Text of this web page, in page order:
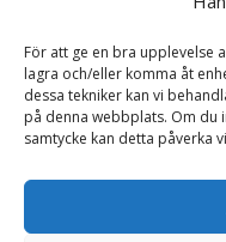
För att ge en bra upplevelse
lagra och/eller komma åt
dessa tekniker kan vi
på denna webbplats. Om du
samtycke kan detta påverka
Chokladmynt
820 Views
Kort Påskhare,
764 Views20kr
röd - Ernst
720 Views89kr
Powered by WordPress,